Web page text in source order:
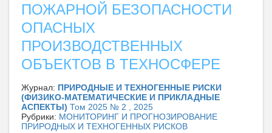
ПОЖАРНОЙ БЕЗОПАСНОСТИ
ОПАСНЫХ
ПРОИЗВОДСТВЕННЫХ
ОБЪЕКТОВ В ТЕХНОСФЕРЕ
Журнал: ПРИРОДНЫЕ И ТЕХНОГЕННЫЕ РИСКИ
(ФИЗИКО-МАТЕМАТИЧЕСКИЕ И ПРИКЛАДНЫЕ
АСПЕКТЫ) Том 2025 № 2 , 2025
Рубрики: МОНИТОРИНГ И ПРОГНОЗИРОВАНИЕ
ПРИРОДНЫХ И ТЕХНОГЕННЫХ РИСКОВ